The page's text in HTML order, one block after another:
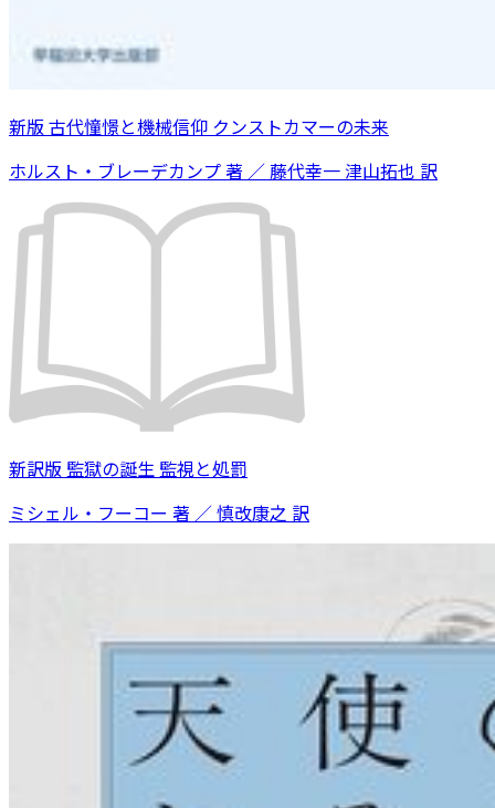
新版 古代憧憬と機械信仰 クンストカマーの未来
ホルスト・ブレーデカンプ 著 ／ 藤代幸一 津山拓也 訳
新訳版 監獄の誕生 監視と処罰
ミシェル・フーコー 著 ／ 慎改康之 訳